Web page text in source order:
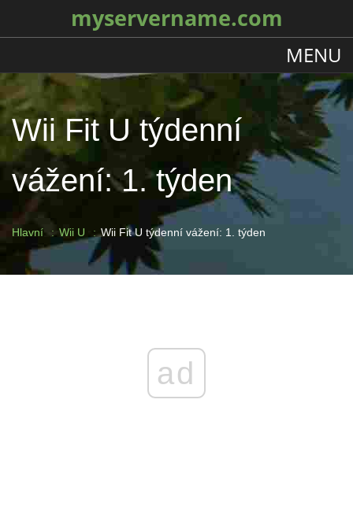
myservername.com
MENU
Wii Fit U týdenní
vážení: 1. týden
Hlavní Wii U Wii Fit U týdenní vážení: 1. týden
ad